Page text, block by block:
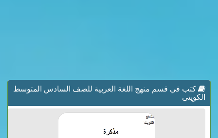
كتب في قسم منهج اللغة العربية للصف السادس المتوسط
الكويتى